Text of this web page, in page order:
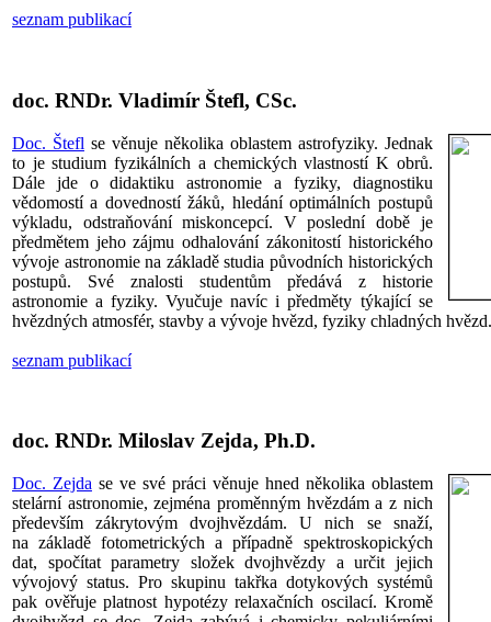
seznam publikací
doc. RNDr. Vladimír Štefl, CSc.
Doc. Štefl se věnuje několika oblastem astrofyziky. Jednak
to je studium fyzikálních a chemických vlastností K obrů.
Dále jde o didaktiku astronomie a fyziky, diagnostiku
vědomostí a dovedností žáků, hledání optimálních postupů
výkladu, odstraňování miskoncepcí. V poslední době je
předmětem jeho zájmu odhalování zákonitostí historického
vývoje astronomie na základě studia původních historických
postupů. Své znalosti studentům předává z historie
astronomie a fyziky. Vyučuje navíc i předměty týkající se
hvězdných atmosfér, stavby a vývoje hvězd, fyziky chladných hvězd.
seznam publikací
doc. RNDr. Miloslav Zejda, Ph.D.
Doc. Zejda se ve své práci věnuje hned několika oblastem
stelární astronomie, zejména proměnným hvězdám a z nich
především zákrytovým dvojhvězdám. U nich se snaží,
na základě fotometrických a případně spektroskopických
dat, spočítat parametry složek dvojhvězdy a určit jejich
vývojový status. Pro skupinu takřka dotykových systémů
pak ověřuje platnost hypotézy relaxačních oscilací. Kromě